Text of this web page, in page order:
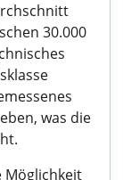
30.000
was die
Möglichkeit